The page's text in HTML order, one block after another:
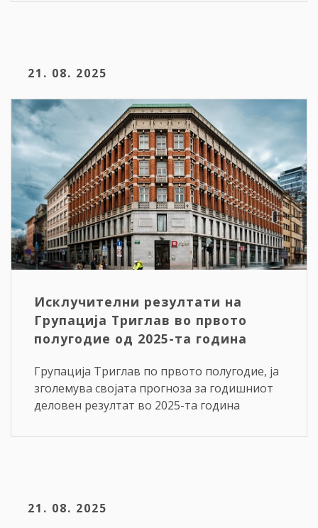
21. 08. 2025
Исклучителни резултати на
Групација Триглав во првото
полугодие од 2025-та година
Групација Триглав по првото полугодие, ја
зголемува својата прогноза за годишниот
деловен резултат во 2025-та година
21. 08. 2025